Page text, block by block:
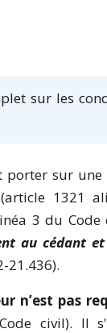
sur les
porter sur
1321
3 du Code
au cédant
21.436).
n’est pas
civil). Il